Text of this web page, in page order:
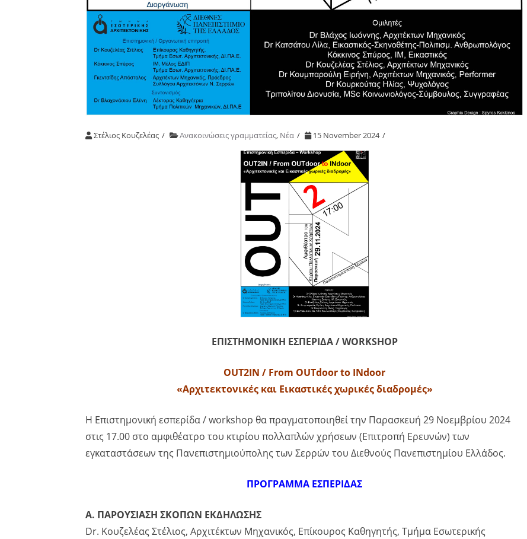
Στέλιος Κουζελέας Ανακοινώσεις γραμματείας, Νέα 15 November 2024
ΕΠΙΣΤΗΜΟΝΙΚΗ ΕΣΠΕΡΙΔΑ / WORKSHOP
OUT2IN / From OUTdoor to INdoor
«Αρχιτεκτονικές και Εικαστικές χωρικές διαδρομές»
Η Επιστημονική εσπερίδα / workshop θα πραγματοποιηθεί την Παρασκευή 29 Νοεμβρίου 2024
στις 17.00 στο αμφιθέατρο του κτιρίου πολλαπλών χρήσεων (Επιτροπή Ερευνών) των
εγκαταστάσεων της Πανεπιστημιούπολης των Σερρών του Διεθνούς Πανεπιστημίου Ελλάδος.
ΠΡΟΓΡΑΜΜΑ ΕΣΠΕΡΙΔΑΣ
Α. ΠΑΡΟΥΣΙΑΣΗ ΣΚΟΠΩΝ ΕΚΔΗΛΩΣΗΣ
Dr. Κουζελέας Στέλιος, Αρχιτέκτων Μηχανικός, Επίκουρος Καθηγητής, Τμήμα Εσωτερικής